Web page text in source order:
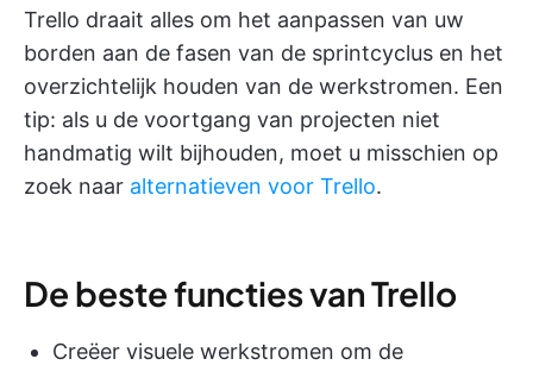
Trello draait alles om het aanpassen van uw
borden aan de fasen van de sprintcyclus en het
overzichtelijk houden van de werkstromen. Een
tip: als u de voortgang van projecten niet
handmatig wilt bijhouden, moet u misschien op
zoek naar alternatieven voor Trello.
De beste functies van Trello
Creëer visuele werkstromen om de